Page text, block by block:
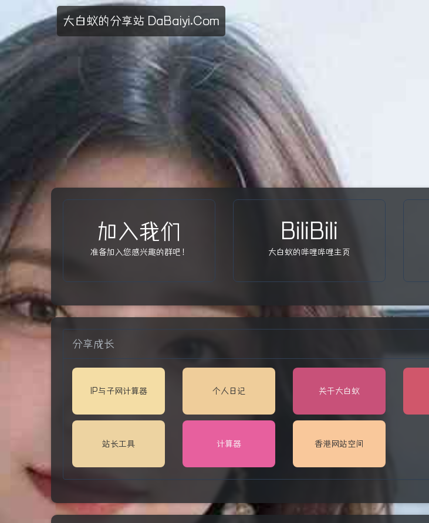
大白蚁的分享站 DaBaiyi.Com
加入我们
准备加入您感兴趣的群吧！
BiliBili
大白蚁的哔哩哔哩主页
分享成长
IP与子网计算器 个人日记 关于大白蚁
站长工具 计算器 香港网站空间